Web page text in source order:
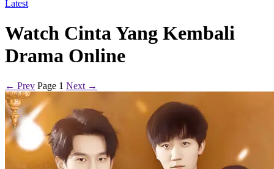
Latest
Watch Cinta Yang Kembali
Drama Online
← Prev Page 1 Next →